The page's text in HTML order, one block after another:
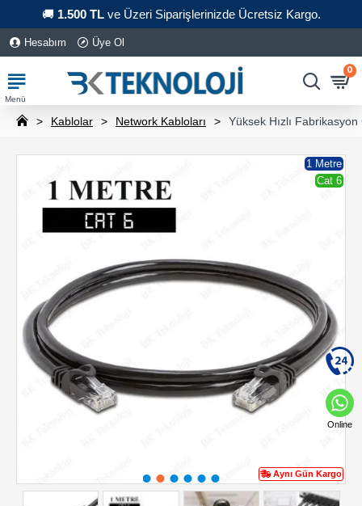
🚚 1.500 TLve Üzeri Siparişlerinizde Ücretsiz Kargo.
Hesabım Üye Ol
0
Kablolar Network Kabloları Yüksek Hızlı
Aynı Gün Kargo
1 Metre
Cat 6
Online